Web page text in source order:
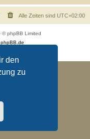
den
zu
Alle Zeiten sind UTC+02:00
© phpBB Limited
phpBB.de